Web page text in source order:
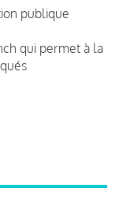
publique
qui permet à la